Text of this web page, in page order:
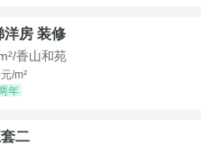
洋房 装修
香山和苑
/m²
年
二